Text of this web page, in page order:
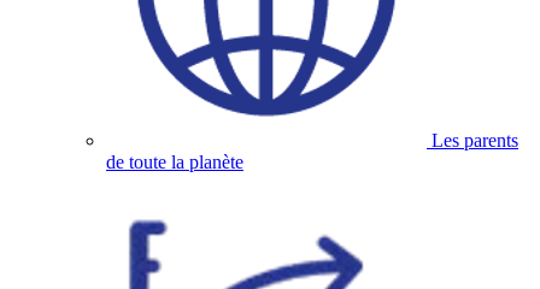
Les parents
de toute la planète